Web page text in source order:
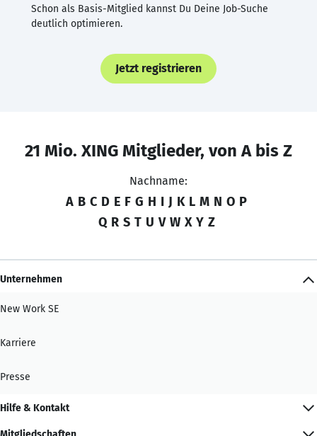
Schon als Basis-Mitglied kannst Du Deine Job-Suche
deutlich optimieren.
Jetzt registrieren
21 Mio. XING Mitglieder, von A bis Z
Nachname:
A B C D E F G H I J K L M N O P
Q R S T U V W X Y Z
Unternehmen
New Work SE
Karriere
Presse
Hilfe & Kontakt